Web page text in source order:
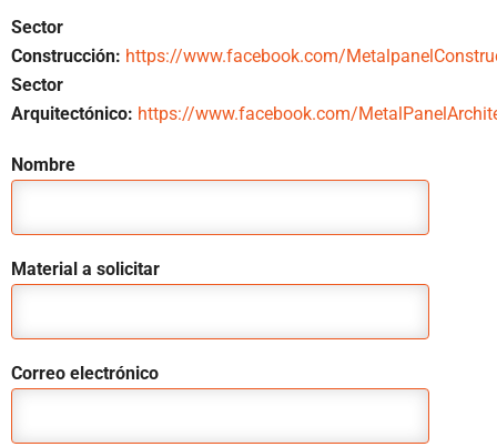
Sector
Construcción: https://www.facebook.com/
Sector
Arquitectónico: https://www.facebook.com/
Nombre
Material a solicitar
Correo electrónico